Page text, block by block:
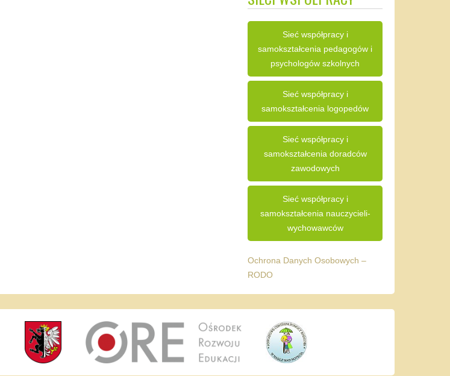
Sieć współpracy i
samokształcenia pedagogów i
psychologów szkolnych
Sieć współpracy i
samokształcenia logopedów
Sieć współpracy i
samokształcenia doradców
zawodowych
Sieć współpracy i
samokształcenia nauczycieli-
wychowawców
Ochrona Danych Osobowych –
RODO